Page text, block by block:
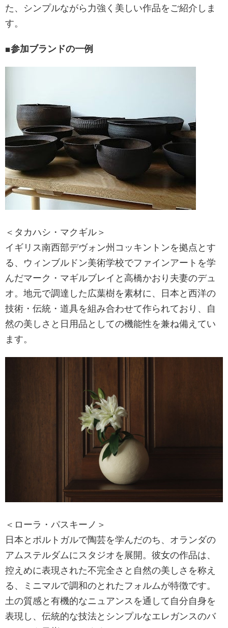
た、シンプルながら力強く美しい作品をご紹介しま
す。
■参加ブランドの一例
＜タカハシ・マクギル＞
イギリス南西部デヴォン州コッキントンを拠点とす
る、ウィンブルドン美術学校でファインアートを学
んだマーク・マギルブレイと高橋かおり夫妻のデュ
オ。地元で調達した広葉樹を素材に、日本と西洋の
技術・伝統・道具を組み合わせて作られており、自
然の美しさと日用品としての機能性を兼ね備えてい
ます。
＜ローラ・パスキーノ＞
日本とポルトガルで陶芸を学んだのち、オランダの
アムステルダムにスタジオを展開。彼女の作品は、
控えめに表現された不完全さと自然の美しさを称え
る、ミニマルで調和のとれたフォルムが特徴です。
土の質感と有機的なニュアンスを通して自分自身を
表現し、伝統的な技法とシンプルなエレガンスのバ